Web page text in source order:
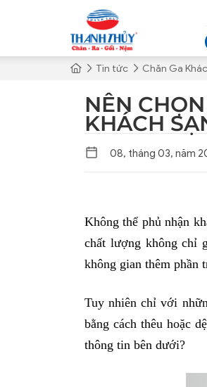
Tin tức Chăn Ga
NÊN
KHÁCH
08, tháng 03, năm
Không thể phủ nhận
chất lượng không chỉ
không gian thêm phần
Tuy nhiên chỉ với
bằng cách thêu hoặc
thông tin bên dưới?